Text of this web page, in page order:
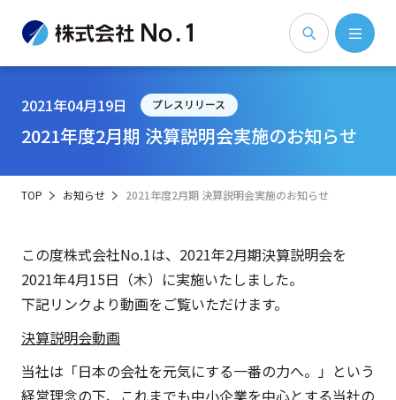
2021年04月19日 プレスリリース
2021年度2月期 決算説明会実施のお知らせ
TOP お知らせ 2021年度2月期 決算説明会実施のお知らせ
この度株式会社No.1は、2021年2月期決算説明会を
2021年4月15日（木）に実施いたしました。
下記リンクより動画をご覧いただけます。
決算説明会動画
当社は「日本の会社を元気にする一番の力へ。」という
経営理念の下、これまでも中小企業を中心とする当社の